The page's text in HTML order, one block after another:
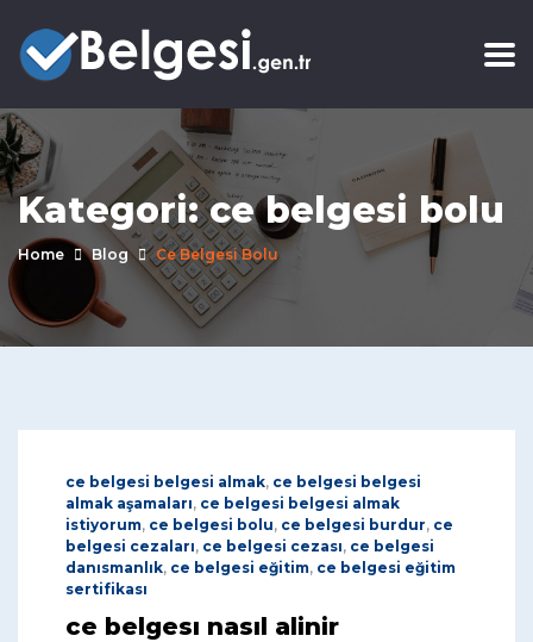
Kategori:ce belgesi bolu
Home Blog Ce Belgesi Bolu
ce belgesi belgesi almak, ce belgesi belgesi
almak aşamaları, ce belgesi belgesi almak
istiyorum, ce belgesi bolu, ce belgesi burdur, ce
belgesi cezaları, ce belgesi cezası, ce belgesi
danısmanlık, ce belgesi eğitim, ce belgesi eğitim
sertifikası
ce belgesı nasıl alinir